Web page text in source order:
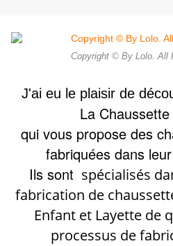
Copyright © By Lolo. All
J'ai eu le plaisir de
La
qui vous propose des
fabriquées dans
Ils sont spécialisés
fabrication de
Enfant et Layette de
processus de